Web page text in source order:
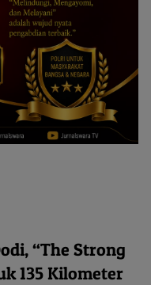
“The Strong
135 Kilometer